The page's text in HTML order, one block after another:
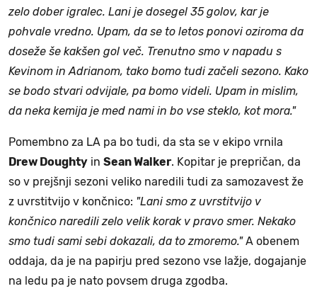
zelo dober igralec. Lani je dosegel 35 golov, kar je
pohvale vredno. Upam, da se to letos ponovi oziroma da
doseže še kakšen gol več. Trenutno smo v napadu s
Kevinom in Adrianom, tako bomo tudi začeli sezono. Kako
se bodo stvari odvijale, pa bomo videli. Upam in mislim,
da neka kemija je med nami in bo vse steklo, kot mora."
Pomembno za LA pa bo tudi, da sta se v ekipo vrnila
Drew Doughty in Sean Walker. Kopitar je prepričan, da
so v prejšnji sezoni veliko naredili tudi za samozavest že
z uvrstitvijo v končnico: "Lani smo z uvrstitvijo v
končnico naredili zelo velik korak v pravo smer. Nekako
smo tudi sami sebi dokazali, da to zmoremo."A obenem
oddaja, da je na papirju pred sezono vse lažje, dogajanje
na ledu pa je nato povsem druga zgodba.